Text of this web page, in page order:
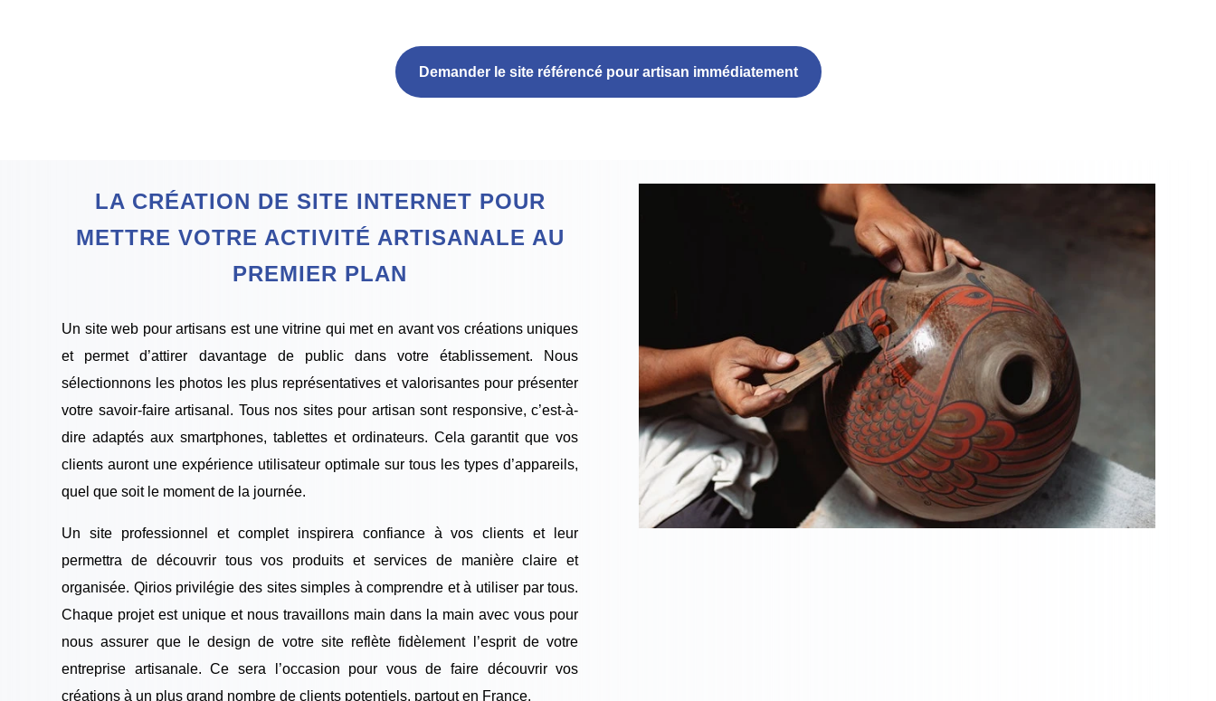
Demander le site référencé pour artisan immédiatement
LA CRÉATION DE SITE INTERNET POUR
METTRE VOTRE ACTIVITÉ ARTISANALE AU
PREMIER PLAN
Un site web pour artisans est une vitrine qui met en avant vos créations uniques
et permet d’attirer davantage de public dans votre établissement. Nous
sélectionnons les photos les plus représentatives et valorisantes pour présenter
votre savoir-faire artisanal. Tous nos sites pour artisan sont responsive, c’est-à-
dire adaptés aux smartphones, tablettes et ordinateurs. Cela garantit que vos
clients auront une expérience utilisateur optimale sur tous les types d’appareils,
quel que soit le moment de la journée.
Un site professionnel et complet inspirera confiance à vos clients et leur
permettra de découvrir tous vos produits et services de manière claire et
organisée. Qirios privilégie des sites simples à comprendre et à utiliser par tous.
Chaque projet est unique et nous travaillons main dans la main avec vous pour
nous assurer que le design de votre site reflète fidèlement l’esprit de votre
entreprise artisanale. Ce sera l’occasion pour vous de faire découvrir vos
créations à un plus grand nombre de clients potentiels, partout en France.